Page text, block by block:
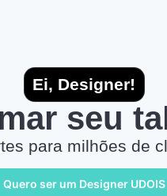
Ei, Designer!
seu
para milhões de
Quero ser um Designer UDOIS